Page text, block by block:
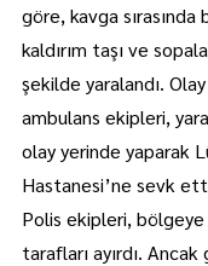
göre, kavga sırasında
kaldırım taşı ve
şekilde yaralandı.
ambulans ekipleri,
olay yerinde yaparak
Hastanesi’ne sevk
Polis ekipleri,
tarafları ayırdı. Ancak